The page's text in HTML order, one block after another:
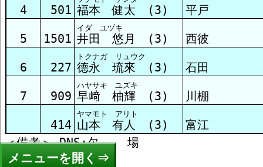
メニュー
4 501 福本 健太 (3) 平戸
5 1501
イダ ユヅキ
井田 悠月 (3) 西彼
6 227
トクナガ リュウク
德永 琉來 (3) 石田
7 909
ハヤサキ ユズキ
早﨑 柚輝 (3) 川棚
414
ヤマモト アリト
山本 有人 (3)
富江